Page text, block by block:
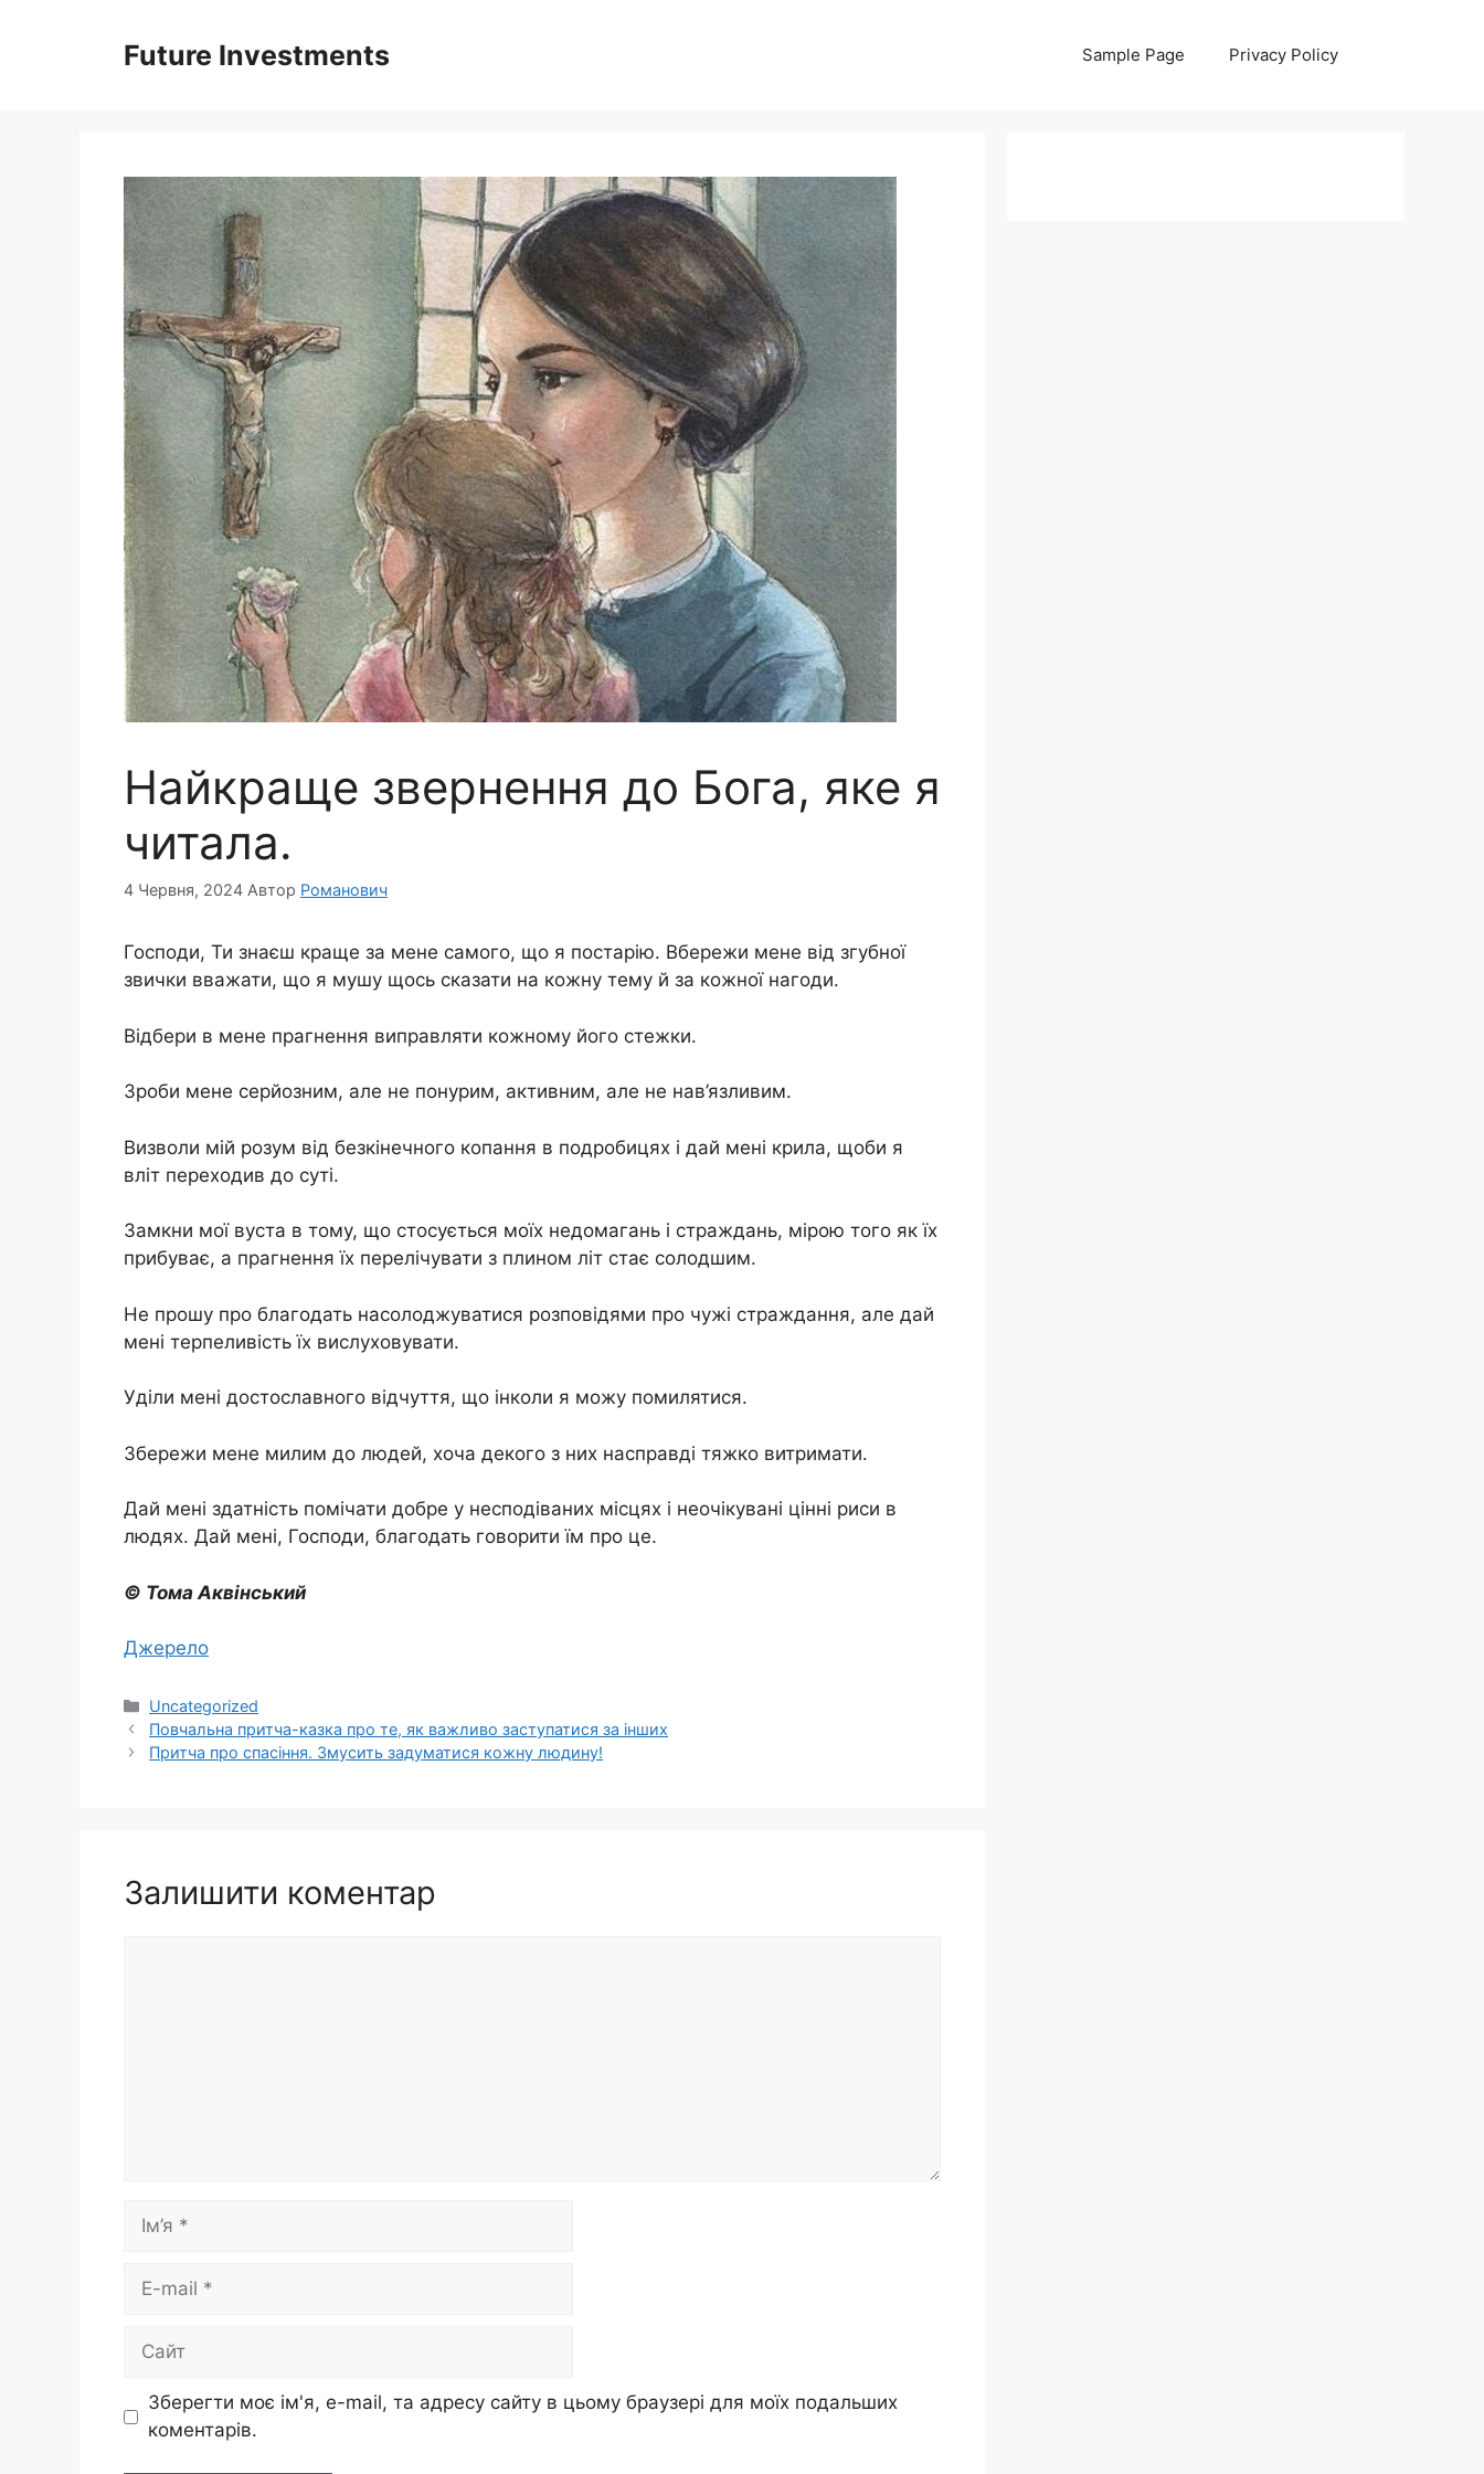
Future Investments Sample Page Privacy Policy
Найкраще звернення до Бога, яке я
читала.
4 Червня, 2024 Автор Романович
Господи, Ти знаєш краще за мене самого, що я постарію. Вбережи мене від згубної
звички вважати, що я мушу щось сказати на кожну тему й за кожної нагоди.
Відбери в мене прагнення виправляти кожному його стежки.
Зроби мене серйозним, але не понурим, активним, але не нав’язливим.
Визволи мій розум від безкінечного копання в подробицях і дай мені крила, щоби я
вліт переходив до суті.
Замкни мої вуста в тому, що стосується моїх недомагань і страждань, мірою того як їх
прибуває, а прагнення їх перелічувати з плином літ стає солодшим.
Не прошу про благодать насолоджуватися розповідями про чужі страждання, але дай
мені терпеливість їх вислуховувати.
Уділи мені достославного відчуття, що інколи я можу помилятися.
Збережи мене милим до людей, хоча декого з них насправді тяжко витримати.
Дай мені здатність помічати добре у несподіваних місцях і неочікувані цінні риси в
людях. Дай мені, Господи, благодать говорити їм про це.
© Тома Аквінський
Джерело
Категорії
Uncategorized
Повчальна притча-казка про те, як важливо заступатися за інших
Притча про спасіння. Змусить задуматися кожну людину!
Залишити коментар
Ім’я
Сайт
Зберегти моє ім'я, e-mail, та адресу сайту в цьому браузері для моїх подальших
коментарів.